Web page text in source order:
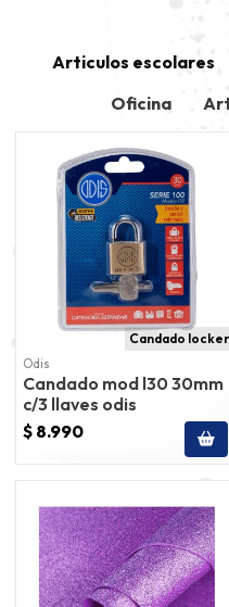
Articulos escolares
Oficina
Candado locker
Odis
Candado mod l30 30mm
c/3 llaves odis
$ 8.990